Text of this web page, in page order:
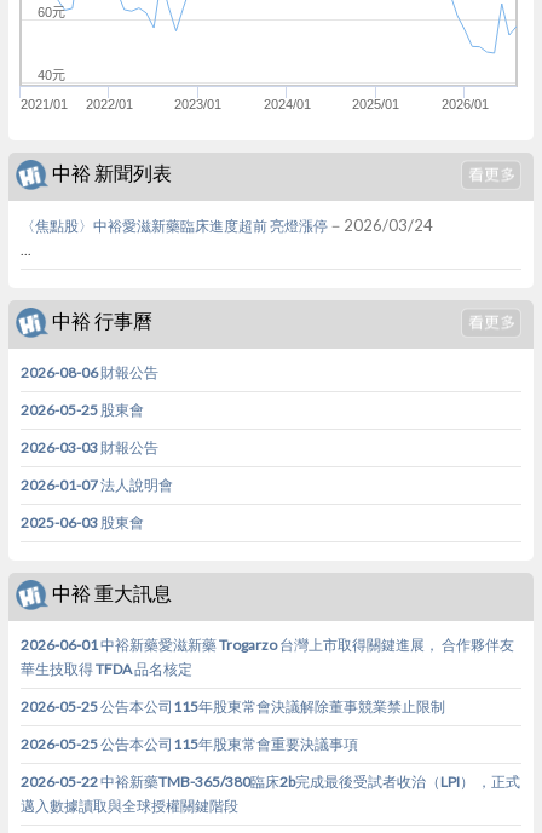
2021/01 2022/01 2023/01 2024/01 2025/01 2026/01
40元
60元
中裕 新聞列表
〈焦點股〉中裕愛滋新藥臨床進度超前 亮燈漲停－2026/03/24
...
中裕 行事曆
2026-08-06 財報公告
2026-05-25 股東會
2026-03-03 財報公告
2026-01-07 法人說明會
2025-06-03 股東會
中裕 重大訊息
2026-06-01 中裕新藥愛滋新藥 Trogarzo 台灣上市取得關鍵進展， 合作夥伴友
華生技取得 TFDA 品名核定
2026-05-25 公告本公司115年股東常會決議解除董事競業禁止限制
2026-05-25 公告本公司115年股東常會重要決議事項
2026-05-22 中裕新藥TMB-365/380臨床2b完成最後受試者收治（LPI） ，正式
邁入數據讀取與全球授權關鍵階段